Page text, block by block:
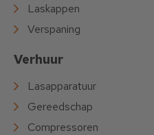
Laskappen
Verspaning
Verhuur
Lasapparatuur
Gereedschap
Compressoren